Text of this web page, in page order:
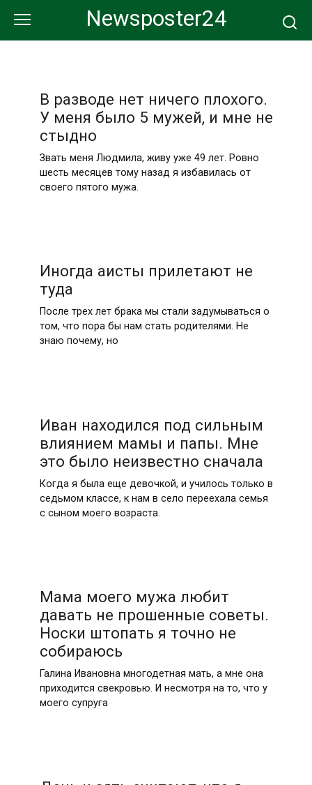
контенту
Newsposter24
В разводе нет ничего плохого.
У меня было 5 мужей, и мне не
стыдно
Звать меня Людмила, живу уже 49 лет. Ровно
шесть месяцев тому назад я избавилась от
своего пятого мужа.
Иногда аисты прилетают не
туда
После трех лет брака мы стали задумываться о
том, что пора бы нам стать родителями. Не
знаю почему, но
Иван находился под сильным
влиянием мамы и папы. Мне
это было неизвестно сначала
Когда я была еще девочкой, и училось только в
седьмом классе, к нам в село переехала семья
с сыном моего возраста.
Мама моего мужа любит
давать не прошенные советы.
Носки штопать я точно не
собираюсь
Галина Ивановна многодетная мать, а мне она
приходится свекровью. И несмотря на то, что у
моего супруга